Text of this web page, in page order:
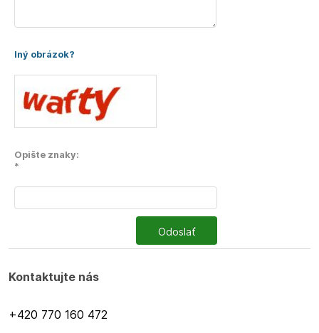
Iný obrázok?
Opište znaky:
*
Odoslať
Kontaktujte nás
+420 770 160 472